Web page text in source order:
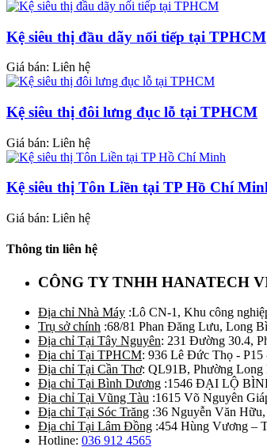
Kệ siêu thị đầu dãy nối tiếp tại TPHCM
Giá bán: Liên hệ
Kệ siêu thị đôi lưng đục lỗ tại TPHCM
Giá bán: Liên hệ
Kệ siêu thị Tôn Liền tại TP Hồ Chí
Giá bán: Liên hệ
Thông tin liên hệ
CÔNG TY TNHH HANATECH
Địa chỉ Nhà Máy :Lô CN-1, Khu công
Trụ sở chính :68/81 Phan Đăng Lưu, Long
Địa chỉ Tại Tây Nguyên: 231 Đường 30.4,
Địa chỉ Tại TPHCM: 936 Lê Đức Thọ -
Địa chỉ Tại Cần Thơ: QL91B, Phường Long
Địa chỉ Tại Bình Dương :1546 ĐẠI LỘ
Địa chỉ Tại Vũng Tàu :1615 Võ Nguyên
Địa chỉ Tại Sóc Trăng :36 Nguyễn Văn
Địa chỉ Tại Lâm Đồng :454 Hùng Vương –
Hotline: 036 912 4565